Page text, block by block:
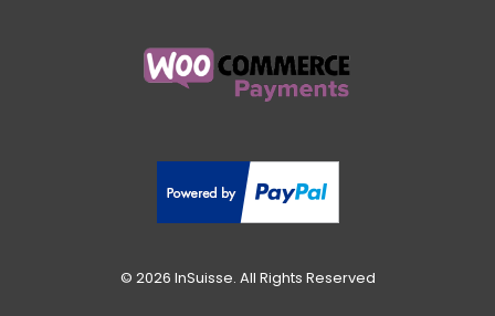
© 2026 InSuisse. All Rights Reserved